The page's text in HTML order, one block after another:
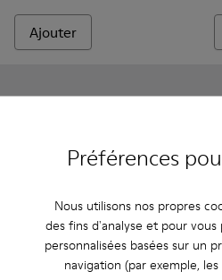
Préférences
Nous utilisons nos propres
des fins d'analyse et pour
personnalisées basées sur un
navigation (par exemple,
Ajouter